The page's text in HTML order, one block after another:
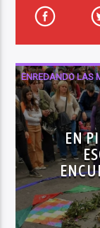
ENREDANDO LAS
EN